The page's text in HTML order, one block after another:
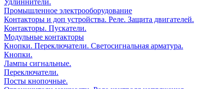
Промышленное электрооборудование
Контакторы и доп устройства. Реле. Защита двигателей.
Контакторы. Пускатели.
Модульные контакторы
Кнопки. Переключатели. Светосигнальная арматура.
Кнопки.
Лампы сигнальные.
Переключатели.
Посты кнопочные.